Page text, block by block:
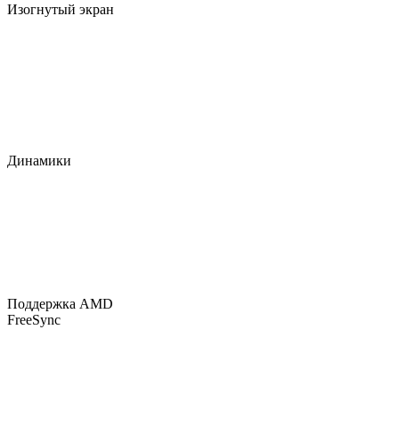
Изогнутый экран
Динамики
Поддержка AMD
FreeSync